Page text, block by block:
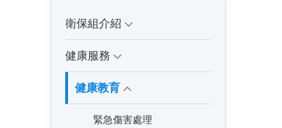
衛保組介紹
健康服務
健康教育
緊急傷害處理